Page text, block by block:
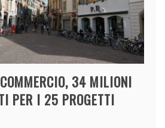
34 MILIONI
PER I 25 PROGETTI